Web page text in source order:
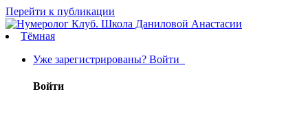
Перейти к публикации
Тёмная
Уже зарегистрированы? Войти
Войти